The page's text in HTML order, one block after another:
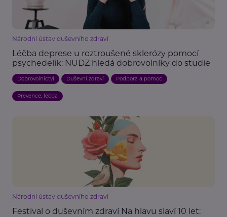
Národní ústav duševního zdraví
Léčba deprese u roztroušené sklerózy pomocí
psychedelik: NUDZ hledá dobrovolníky do studie
Dobrovolnictví Duševní zdraví Podpora a pomoc
Prevence, léčba
Národní ústav duševního zdraví
Festival o duševním zdraví Na hlavu slaví 10 let: